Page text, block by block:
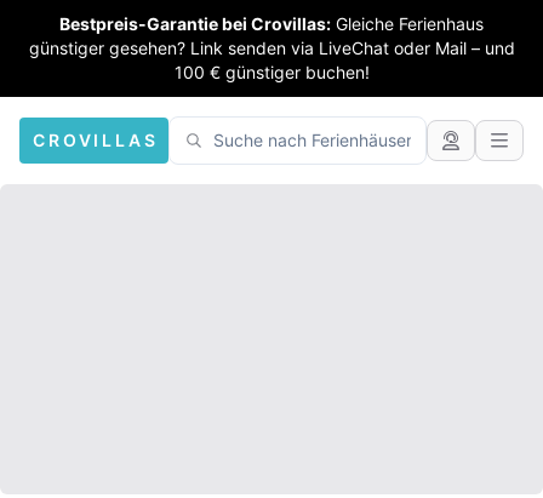
Bestpreis-Garantie bei Crovillas: Gleiche Ferienhaus
günstiger gesehen? Link senden via LiveChat oder Mail – und
100 € günstiger buchen!
CROVILLAS